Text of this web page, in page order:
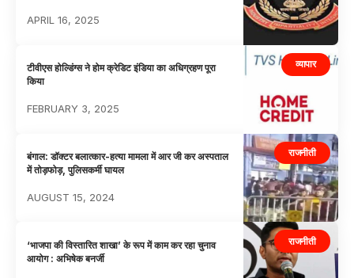
APRIL 16, 2025
व्यापार
टीवीएस होल्डिंग्स ने होम क्रेडिट इंडिया का अधिग्रहण पूरा
किया
FEBRUARY 3, 2025
राजनीती
बंगाल: डॉक्टर बलात्कार-हत्या मामला में आर जी कर अस्पताल
में तोड़फोड़, पुलिसकर्मी घायल
AUGUST 15, 2024
राजनीती
‘भाजपा की विस्तारित शाखा’ के रूप में काम कर रहा चुनाव
आयोग : अभिषेक बनर्जी